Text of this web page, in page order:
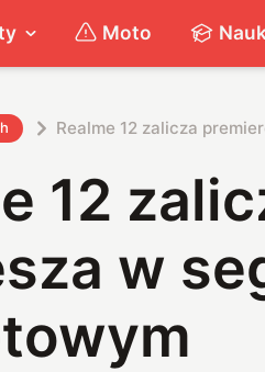
Moto
Realme 12 zalicza
12
w